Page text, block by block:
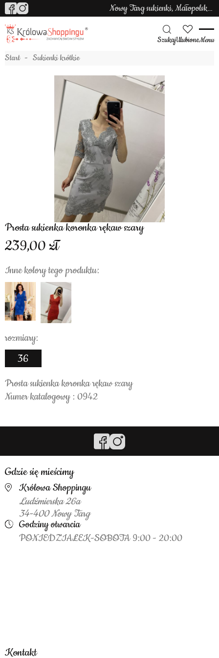
Nowy Targ sukienki, Małopolska sukienki
SzukajUlubioneMenu
Start Sukienki krótkie
Prosta sukienka koronka rękaw szary
239,00
Inne kolory tego produktu:
rozmiary:
36
Prosta sukienka koronka rękaw szary
Numer katalogowy : 0942
Gdzie się mieścimy
Królowa Shoppingu
Ludźmierska 26a
34-400 Nowy Targ
Godziny otwarcia
PONIEDZIAŁEK-SOBOTA 9:00 - 20:00
Kontakt